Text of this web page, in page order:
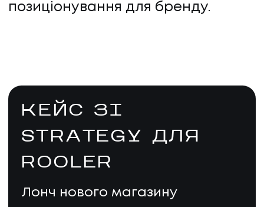
позиціонування для бренду.
КЕЙС ЗІ
STRATEGY ДЛЯ
ROOLER
Лонч нового магазину